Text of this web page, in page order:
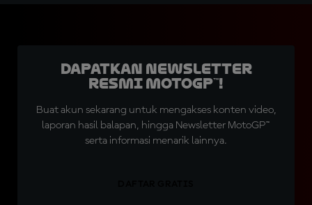
Dapatkan Newsletter
Resmi MotoGP™!
Buat akun sekarang untuk mengakses konten video,
laporan hasil balapan, hingga Newsletter MotoGP™
serta informasi menarik lainnya.